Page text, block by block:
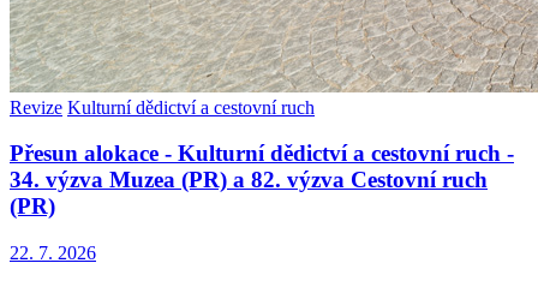
Revize Kulturní dědictví a cestovní ruch
Přesun alokace - Kulturní dědictví a cestovní ruch -
34. výzva Muzea (PR) a 82. výzva Cestovní ruch
(PR)
22. 7. 2026